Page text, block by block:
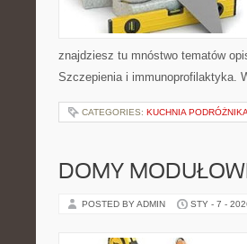
znajdziesz tu mnóstwo tematów
Szczepienia i immunoprofilaktyka.
CATEGORIES: KUCHNIA PODRÓŻNIKA
DOMY
POSTED BY ADMIN STY - 7 -